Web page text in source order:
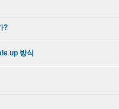
?
up 방식